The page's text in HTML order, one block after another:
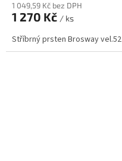
1 049,59 Kč bez DPH
1 270 Kč / ks
Stříbrný prsten Brosway vel.52